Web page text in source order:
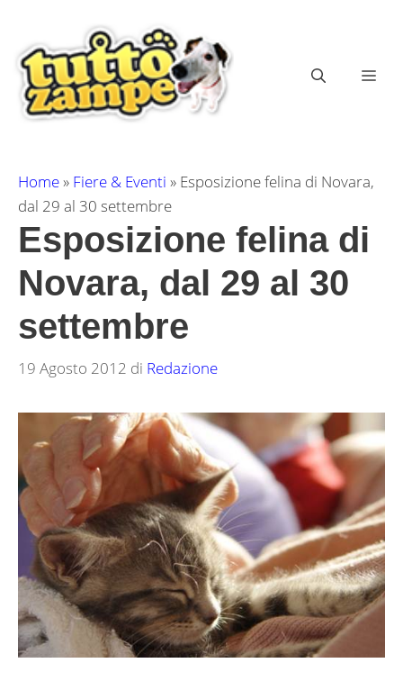
contenuto
Home» Fiere & Eventi » Esposizione felina di Novara,
dal 29 al 30 settembre
Esposizione felina di
Novara, dal 29 al 30
settembre
19 Agosto 2012 di Redazione